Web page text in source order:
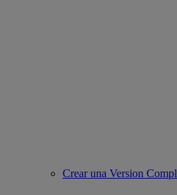
Crear una Version